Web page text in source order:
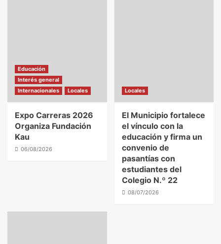
Educación
Interés general
Internacionales
Locales
Expo Carreras 2026
Organiza Fundación
Kau
06/08/2026
Locales
El Municipio fortalece
el vínculo con la
educación y firma un
convenio de
pasantías con
estudiantes del
Colegio N.º 22
08/07/2026